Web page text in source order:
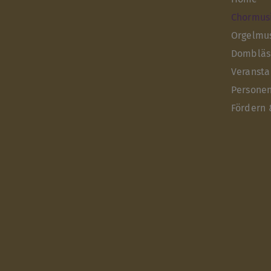
Fördern